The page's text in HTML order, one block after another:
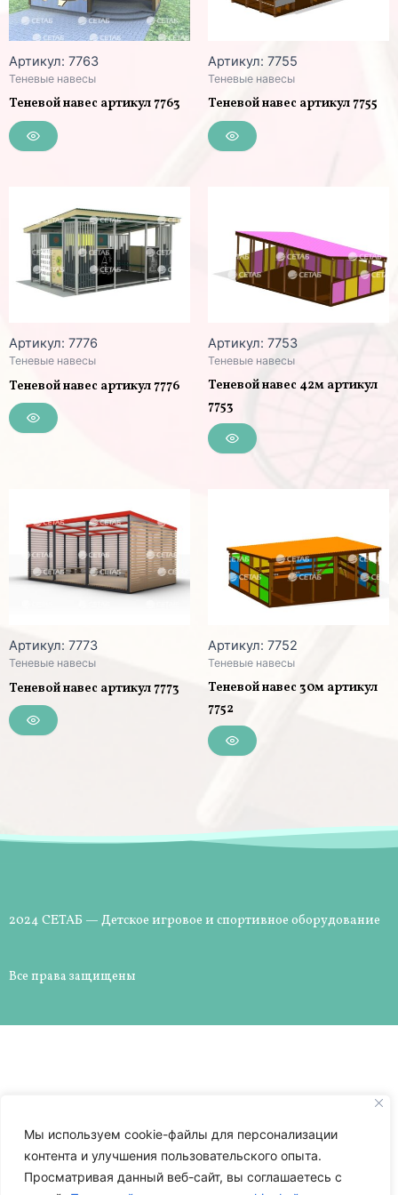
Мы используем cookie-файлы для персонализации
контента и улучшения пользовательского опыта.
Просматривая данный веб-сайт, вы соглашаетесь с
Артикул: 7763
Теневые навесы
Теневой навес артикул 7763
Артикул: 7755
Теневые навесы
Теневой навес артикул 7755
Артикул: 7776
Теневые навесы
Теневой навес артикул 7776
Артикул: 7753
Теневые навесы
Теневой навес 42м артикул
7753
Артикул: 7773
Теневые навесы
Теневой навес артикул 7773
Артикул: 7752
Теневые навесы
Теневой навес 30м артикул
7752
2024 СЕТАБ — Детское игровое и спортивное оборудование
Все права защищены